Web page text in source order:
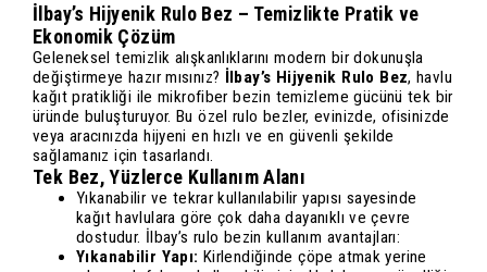
İlbay’s Hijyenik Rulo Bez – Temizlikte Pratik ve
Ekonomik Çözüm
Geleneksel temizlik alışkanlıklarını modern bir dokunuşla
değiştirmeye hazır mısınız? İlbay’s Hijyenik Rulo Bez, havlu
kağıt pratikliği ile mikrofiber bezin temizleme gücünü tek bir
üründe buluşturuyor. Bu özel rulo bezler, evinizde, ofisinizde
veya aracınızda hijyeni en hızlı ve en güvenli şekilde
sağlamanız için tasarlandı.
Tek Bez, Yüzlerce Kullanım Alanı
Yıkanabilir ve tekrar kullanılabilir yapısı sayesinde
kağıt havlulara göre çok daha dayanıklı ve çevre
dostudur. İlbay’s rulo bezin kullanım avantajları:
Yıkanabilir Yapı: Kirlendiğinde çöpe atmak yerine